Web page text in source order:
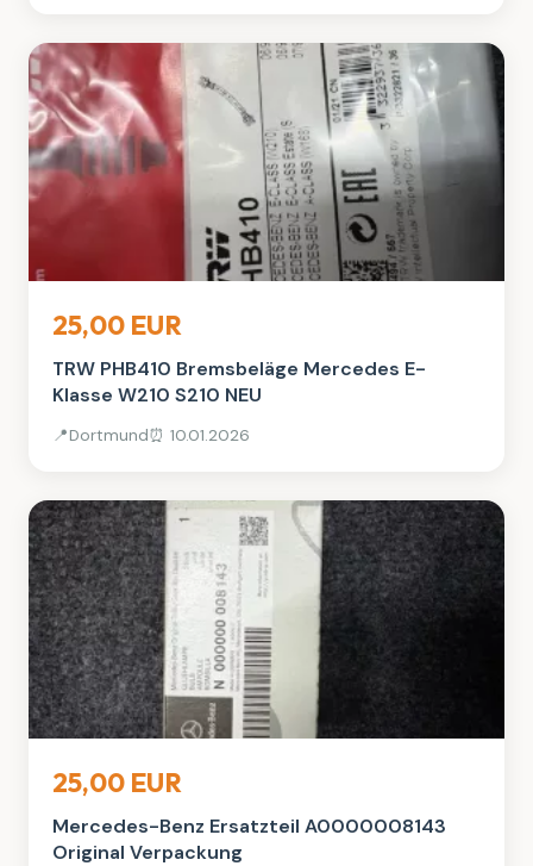
25,00 EUR
TRW PHB410 Bremsbeläge Mercedes E-
Klasse W210 S210 NEU
📍Dortmund⏰ 10.01.2026
25,00 EUR
Mercedes-Benz Ersatzteil A0000008143
Original Verpackung